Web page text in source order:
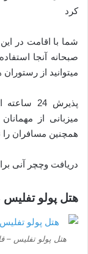
کرد
شما با اقامت در
صبحانه آنجا
میتوانید از
پذیرش
میزبانی از
همچنین مسافران را
دریافت وچچر آنی
هتل پولو تفلیس 3 ستاره Polo Hotel
هتل پولو تفلیس –